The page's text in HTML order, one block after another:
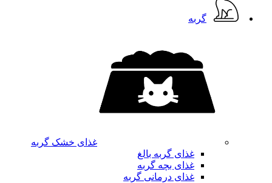
گربه
غذای خشک گربه
غذای گربه بالغ
غذای بچه گربه
غذای درمانی گربه